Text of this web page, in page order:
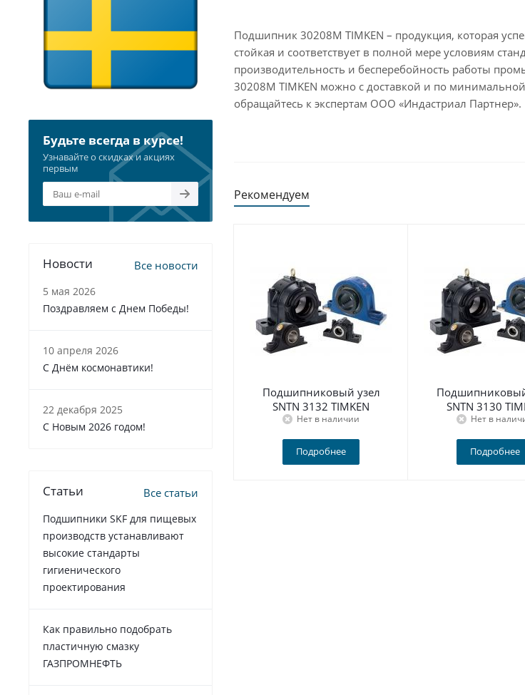
Подшипник 30208M TIMKEN – продукция, которая
стойкая и соответствует в полной мере условиям
производительность и бесперебойность работы
30208M TIMKEN можно с доставкой и по
обращайтесь к экспертам ООО «Индастриал Партнер».
Рекомендуем
Подшипниковый узел
SNTN 3132 TIMKEN
Нет в наличии
Подробнее
SNTN 3130
Нет в
Подробнее
Будьте всегда в курсе!
Узнавайте о скидках и акциях
первым
Новости Все новости
5 мая 2026
Поздравляем с Днем Победы!
10 апреля 2026
С Днём космонавтики!
22 декабря 2025
C Новым 2026 годом!
Статьи Все статьи
Подшипники SKF для пищевых
производств устанавливают
высокие стандарты
гигиенического
проектирования
Как правильно подобрать
пластичную смазку
ГАЗПРОМНЕФТЬ